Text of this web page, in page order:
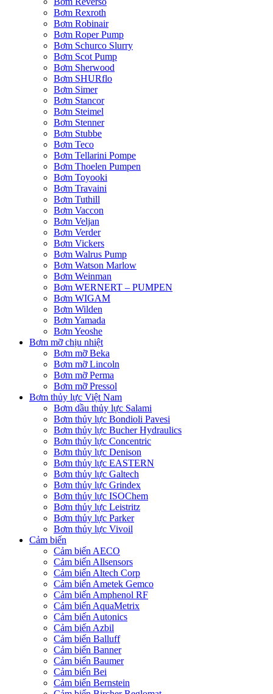
Bơm Rexroth
Bơm Robinair
Bơm Roper Pump
Bơm Schurco Slurry
Bơm Scot Pump
Bơm Sherwood
Bơm SHURflo
Bơm Simer
Bơm Stancor
Bơm Steimel
Bơm Stenner
Bơm Stubbe
Bơm Teco
Bơm Tellarini Pompe
Bơm Thoelen Pumpen
Bơm Toyooki
Bơm Travaini
Bơm Tuthill
Bơm Vaccon
Bơm Veljan
Bơm Verder
Bơm Vickers
Bơm Walrus Pump
Bơm Watson Marlow
Bơm Weinman
Bơm WERNERT – PUMPEN
Bơm WIGAM
Bơm Wilden
Bơm Yamada
Bơm Yeoshe
Bơm mỡ chịu nhiệt
Bơm mỡ Beka
Bơm mỡ Lincoln
Bơm mỡ Perma
Bơm mỡ Pressol
Bơm thủy lực Việt Nam
Bơm dầu thủy lực Salami
Bơm thủy lực Bondioli Pavesi
Bơm thủy lực Bucher Hydraulics
Bơm thủy lực Concentric
Bơm thủy lực Denison
Bơm thủy lực EASTERN
Bơm thủy lực Galtech
Bơm thủy lực Grindex
Bơm thủy lực ISOChem
Bơm thủy lực Leistritz
Bơm thủy lực Parker
Bơm thủy lực Vivoil
Cảm biến
Cảm biến AECO
Cảm biến Allsensors
Cảm biến Altech Corp
Cảm biến Ametek Gemco
Cảm biến Amphenol RF
Cảm biến AquaMetrix
Cảm biến Autonics
Cảm biến Azbil
Cảm biến Balluff
Cảm biến Banner
Cảm biến Baumer
Cảm biến Bei
Cảm biến Bernstein